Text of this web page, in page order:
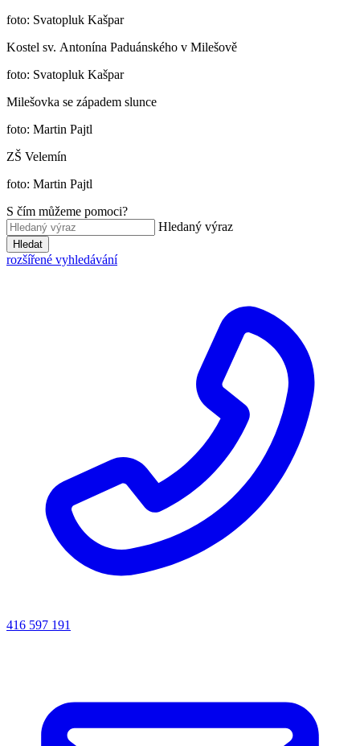
foto: Svatopluk Kašpar
Kostel sv. Antonína Paduánského v Milešově
foto: Svatopluk Kašpar
Milešovka se západem slunce
foto: Martin Pajtl
ZŠ Velemín
foto: Martin Pajtl
S čím můžeme pomoci?
Hledaný výraz
Hledat
rozšířené vyhledávání
416 597 191